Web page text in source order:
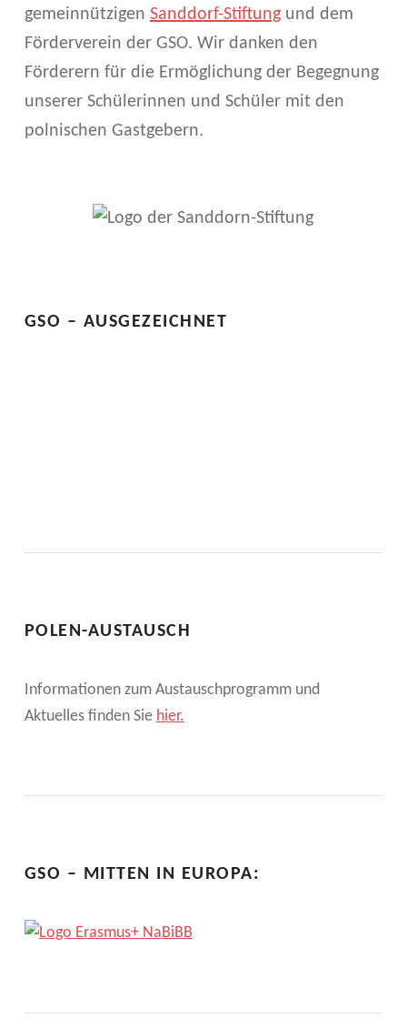
gemeinnützigen Sanddorf-Stiftungund dem
Förderverein der GSO. Wir danken den
Förderern für die Ermöglichung der Begegnung
unserer Schülerinnen und Schüler mit den
polnischen Gastgebern.
GSO – AUSGEZEICHNET
POLEN-AUSTAUSCH
Informationen zum Austauschprogramm und
Aktuelles finden Sie hier.
GSO – MITTEN IN EUROPA: